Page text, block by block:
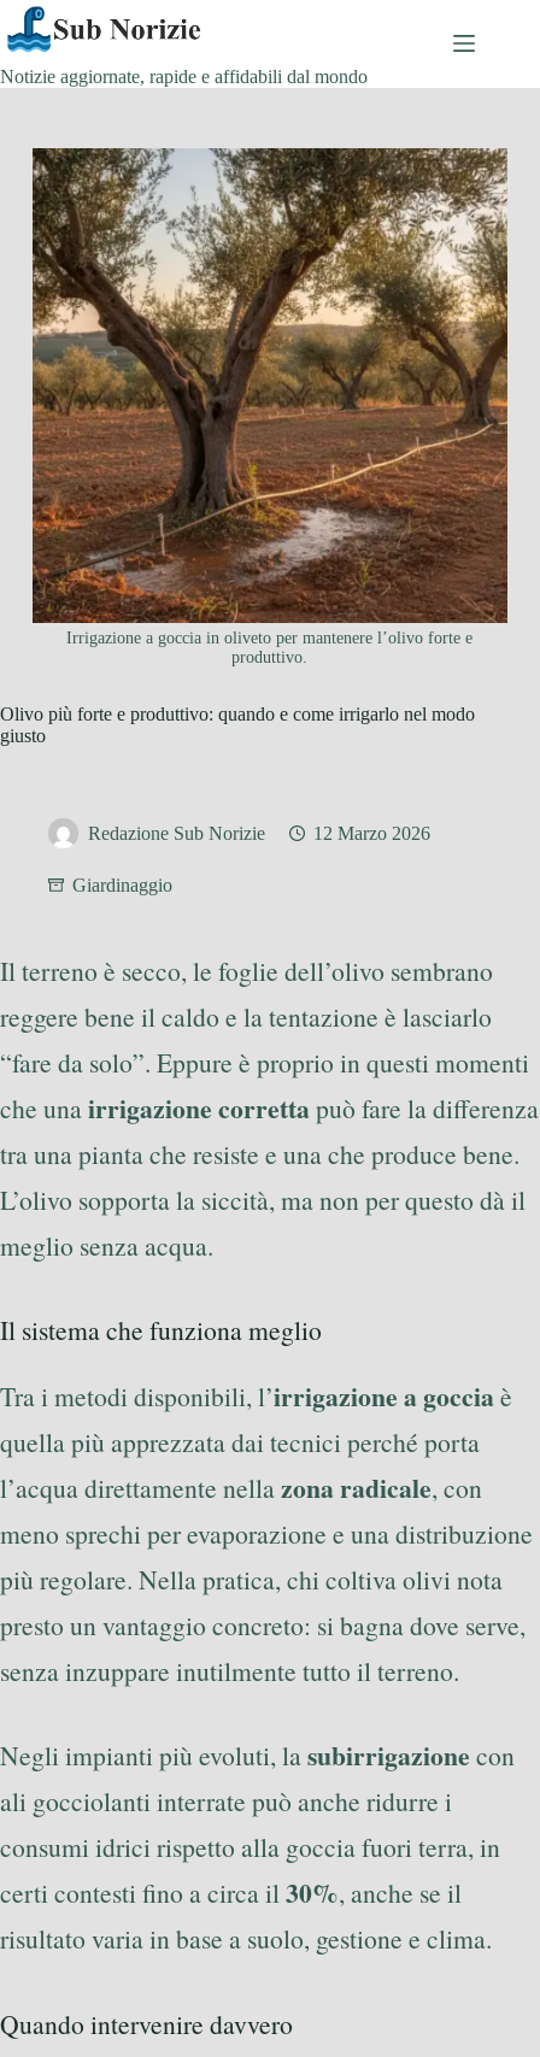
Salta
al
contenuto
Notizie aggiornate, rapide e affidabili dal mondo
Irrigazione a goccia in oliveto per mantenere l’olivo forte e
produttivo.
Olivo più forte e produttivo: quando e come irrigarlo nel modo
giusto
Redazione Sub Norizie 12 Marzo 2026
Giardinaggio
Il terreno è secco, le foglie dell’olivo sembrano
reggere bene il caldo e la tentazione è lasciarlo
“fare da solo”. Eppure è proprio in questi momenti
che unairrigazione correttapuò fare la differenza
tra una pianta che resiste e una che produce bene.
L’olivo sopporta la siccità, ma non per questo dà il
meglio senza acqua.
Il sistema che funziona meglio
Tra i metodi disponibili, l’irrigazione a gocciaè
quella più apprezzata dai tecnici perché porta
l’acqua direttamente nellazona radicale, con
meno sprechi per evaporazione e una distribuzione
più regolare. Nella pratica, chi coltiva olivi nota
presto un vantaggio concreto: si bagna dove serve,
senza inzuppare inutilmente tutto il terreno.
Negli impianti più evoluti, lasubirrigazione con
ali gocciolanti interrate può anche ridurre i
consumi idrici rispetto alla goccia fuori terra, in
certi contesti fino a circa il30%, anche se il
risultato varia in base a suolo, gestione e clima.
Quando intervenire davvero